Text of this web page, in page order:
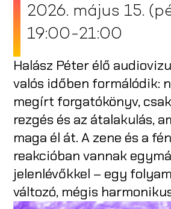
2026. május 15.
19:00-21:00
Halász Péter élő
valós időben formálódik:
megírt forgatókönyv,
rezgés és az átalakulás,
maga él át. A zene és a
reakcióban vannak
jelenlévőkkel – egy
változó, mégis